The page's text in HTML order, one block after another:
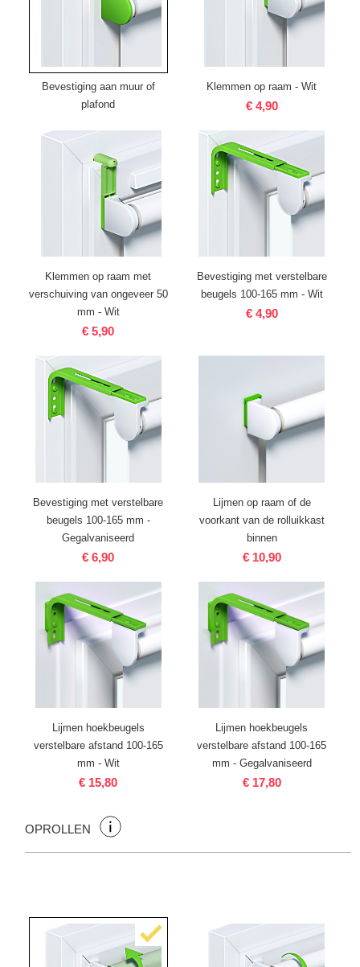
Bevestiging aan muur of
plafond
Klemmen op raam - Wit
€ 4,90
Klemmen op raam met
verschuiving van ongeveer 50
mm - Wit
€ 5,90
Bevestiging met verstelbare
beugels 100-165 mm - Wit
€ 4,90
Bevestiging met verstelbare
beugels 100-165 mm -
Gegalvaniseerd
€ 6,90
Lijmen op raam of de
voorkant van de rolluikkast
binnen
€ 10,90
Lijmen hoekbeugels
verstelbare afstand 100-165
mm - Wit
€ 15,80
Lijmen hoekbeugels
verstelbare afstand 100-165
mm - Gegalvaniseerd
€ 17,80
OPROLLEN